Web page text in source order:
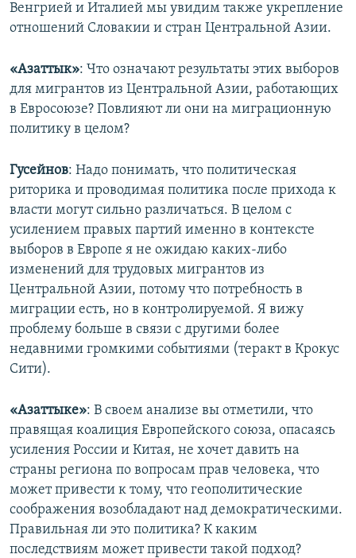
Венгрией и Италией мы увидим также укрепление
отношений Словакии и стран Центральной Азии.
«Азаттык»: Что означают результаты этих выборов
для мигрантов из Центральной Азии, работающих
в Евросоюзе? Повлияют ли они на миграционную
политику в целом?
Гусейнов: Надо понимать, что политическая
риторика и проводимая политика после прихода к
власти могут сильно различаться. В целом с
усилением правых партий именно в контексте
выборов в Европе я не ожидаю каких-либо
изменений для трудовых мигрантов из
Центральной Азии, потому что потребность в
миграции есть, но в контролируемой. Я вижу
проблему больше в связи с другими более
недавними громкими событиями (теракт в Крокус
Сити).
«Азаттыке»: В своем анализе вы отметили, что
правящая коалиция Европейского союза, опасаясь
усиления России и Китая, не хочет давить на
страны региона по вопросам прав человека, что
может привести к тому, что геополитические
соображения возобладают над демократическими.
Правильная ли это политика? К каким
последствиям может привести такой подход?